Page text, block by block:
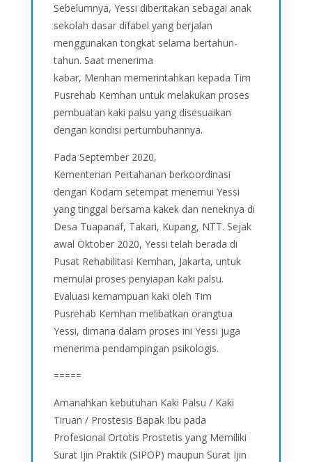
Sebelumnya, Yessi diberitakan sebagai anak
sekolah dasar difabel yang berjalan
menggunakan tongkat selama bertahun-
tahun. Saat menerima
kabar, Menhan memerintahkan kepada Tim
Pusrehab Kemhan untuk melakukan proses
pembuatan kaki palsu yang disesuaikan
dengan kondisi pertumbuhannya.
Pada September 2020,
Kementerian Pertahanan berkoordinasi
dengan Kodam setempat menemui Yessi
yang tinggal bersama kakek dan neneknya di
Desa Tuapanaf, Takari, Kupang, NTT. Sejak
awal Oktober 2020, Yessi telah berada di
Pusat Rehabilitasi Kemhan, Jakarta, untuk
memulai proses penyiapan kaki palsu.
Evaluasi kemampuan kaki oleh Tim
Pusrehab Kemhan melibatkan orangtua
Yessi, dimana dalam proses ini Yessi juga
menerima pendampingan psikologis.
=====
Amanahkan kebutuhan Kaki Palsu / Kaki
Tiruan / Prostesis Bapak Ibu pada
Profesional Ortotis Prostetis yang Memiliki
Surat Ijin Praktik (SIPOP) maupun Surat Ijin